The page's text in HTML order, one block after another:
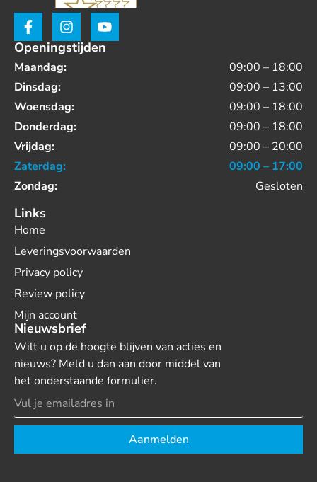
Openingstijden
Maandag:
09:00 – 18:00
Dinsdag:
09:00 – 13:00
Woensdag:
09:00 – 18:00
Donderdag:
09:00 – 18:00
Vrijdag:
09:00 – 20:00
Zaterdag:
09:00 – 17:00
Zondag:
Gesloten
Links
Home
Leveringsvoorwaarden
Privacy policy
Review policy
Mijn account
Nieuwsbrief
Wilt u op de hoogte blijven van acties en
nieuws? Meld u dan aan door middel van
het onderstaande formulier.
Aanmelden